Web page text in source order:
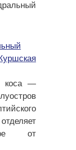
коса —
от